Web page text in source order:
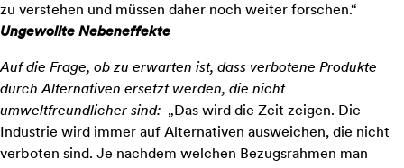
zu verstehen und müssen daher noch weiter forschen.“
Ungewollte Nebeneffekte
Auf die Frage, ob zu erwarten ist, dass verbotene Produkte
durch Alternativen ersetzt werden, die nicht
umweltfreundlicher sind: „Das wird die Zeit zeigen. Die
Industrie wird immer auf Alternativen ausweichen, die nicht
verboten sind. Je nachdem welchen Bezugsrahmen man